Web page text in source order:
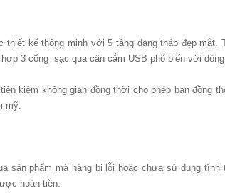
thiết kế thông minh với 5 tầng dạng tháp đẹp
3 cổng sạc qua cân cắm USB phổ biến với
kiệm không gian đồng thời cho phép bạn đồng
mỹ.
sản phẩm mà hàng bị lỗi hoặc chưa sử dụng
hoàn tiền.